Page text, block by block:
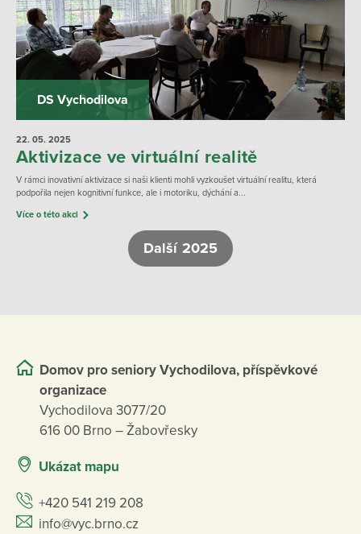
DS Vychodilova
22. 05. 2025
Aktivizace ve virtuální realitě
V rámci inovativní aktivizace si naši klienti mohli vyzkoušet virtuální realitu, která
podpořila nejen kognitivní funkce, ale i motoriku, dýchání a...
Více o této akci
Další 2025
Domov pro seniory Vychodilova, příspěvkové
organizace
Vychodilova 3077/20
616 00 Brno – Žabovřesky
Ukázat mapu
+420 541 219 208
info@vyc.brno.cz